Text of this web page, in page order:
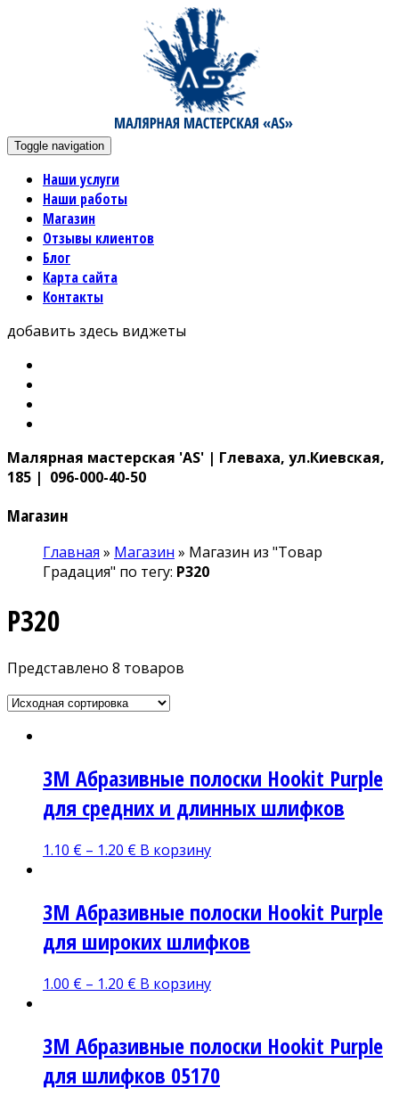
Toggle navigation
Наши услуги
Наши работы
Магазин
Отзывы клиентов
Блог
Карта сайта
Контакты
добавить здесь виджеты
Малярная мастерская 'AS' | Глеваха, ул.Киевская,
185 | 096-000-40-50
Магазин
Главная » Магазин » Магазин из "Товар
Градация" по тегу: P320
P320
Представлено 8 товаров
3М Абразивные полоски Hoоkit Purple
для средних и длинных шлифков
1.10 € – 1.20 € В корзину
3М Абразивные полоски Hoоkit Purple
для широких шлифков
1.00 € – 1.20 € В корзину
3М Абразивные полоски Hoоkit Purple
для шлифков 05170